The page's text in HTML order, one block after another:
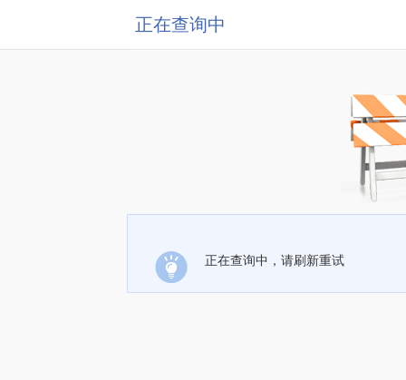
正在查询中
正在查询中，请刷新重试